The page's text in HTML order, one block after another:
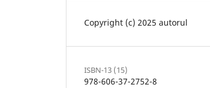
Copyright (c) 2025 autorul
ISBN-13 (15)
978-606-37-2752-8